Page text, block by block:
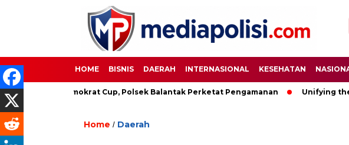
HOME BISNIS DAERAH INTERNASIONAL KESEHATAN
Cup, Polsek Balantak Perketat Pengamanan Unifying the World
Home / Daerah